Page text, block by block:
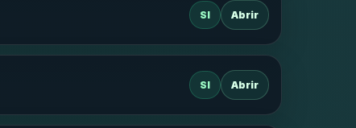
SI Abrir
SI Abrir